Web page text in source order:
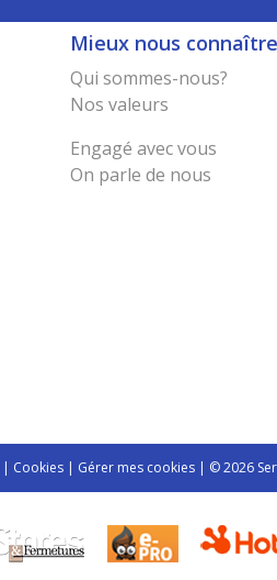
Mieux nous connaître
Qui sommes-nous?
Nos valeurs
Engagé avec vous
On parle de nous
| Cookies | Gérer mes cookies | © 2026